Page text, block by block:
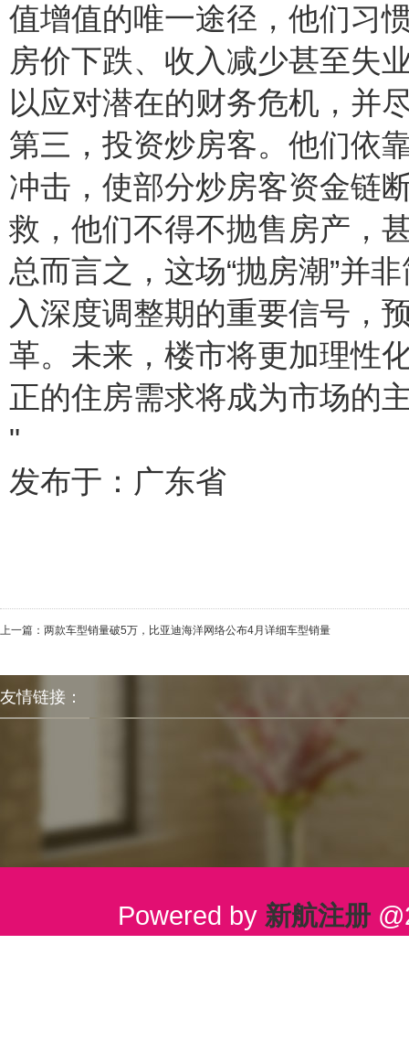
值增值的唯一途径，他们习
房价下跌、收入减少甚至失
以应对潜在的财务危机，并
第三，投资炒房客。他们依
冲击，使部分炒房客资金链
救，他们不得不抛售房产，
总而言之，这场“抛房潮”并
入深度调整期的重要信号，
革。未来，楼市将更加理性
正的住房需求将成为市场的
"
发布于：广东省
上一篇： 两款车型销量破5万，比亚迪海洋网络公布4月详细车型销量
友情链接：
Powered by 新航注册